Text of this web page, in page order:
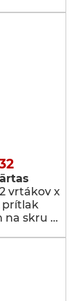
vrtákov x
prítlak
na skru …